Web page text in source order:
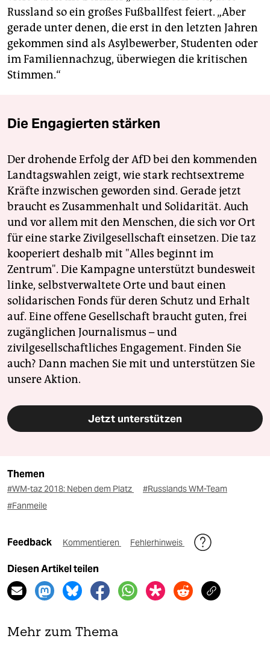
Russland so ein großes Fußballfest feiert. „Aber
gerade unter denen, die erst in den letzten Jahren
gekommen sind als Asylbewerber, Studenten oder
im Familien­nachzug, überwiegen die kritischen
Stimmen.“
Die Engagierten stärken
Der drohende Erfolg der AfD bei den kommenden
Landtagswahlen zeigt, wie stark rechtsextreme
Kräfte inzwischen geworden sind. Gerade jetzt
braucht es Zusammenhalt und Solidarität. Auch
und vor allem mit den Menschen, die sich vor Ort
für eine starke Zivilgesellschaft einsetzen. Die taz
kooperiert deshalb mit "Alles beginnt im
Zentrum". Die Kampagne unterstützt bundesweit
linke, selbstverwaltete Orte und baut einen
solidarischen Fonds für deren Schutz und Erhalt
auf. Eine offene Gesellschaft braucht guten, frei
zugänglichen Journalismus – und
zivilgesellschaftliches Engagement. Finden Sie
auch? Dann machen Sie mit und unterstützen Sie
unsere Aktion.
Jetzt unterstützen
Themen
#WM-taz 2018: Neben dem Platz
#Russlands WM-Team
#Fanmeile
Feedback Kommentieren Fehlerhinweis
Diesen Artikel teilen
Mehr zum Thema